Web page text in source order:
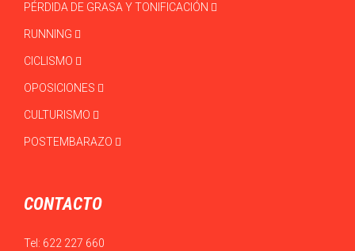
PÉRDIDA DE GRASA Y TONIFICACIÓN
RUNNING
CICLISMO
OPOSICIONES
CULTURISMO
POSTEMBARAZO
CONTACTO
Tel: 622 227 660